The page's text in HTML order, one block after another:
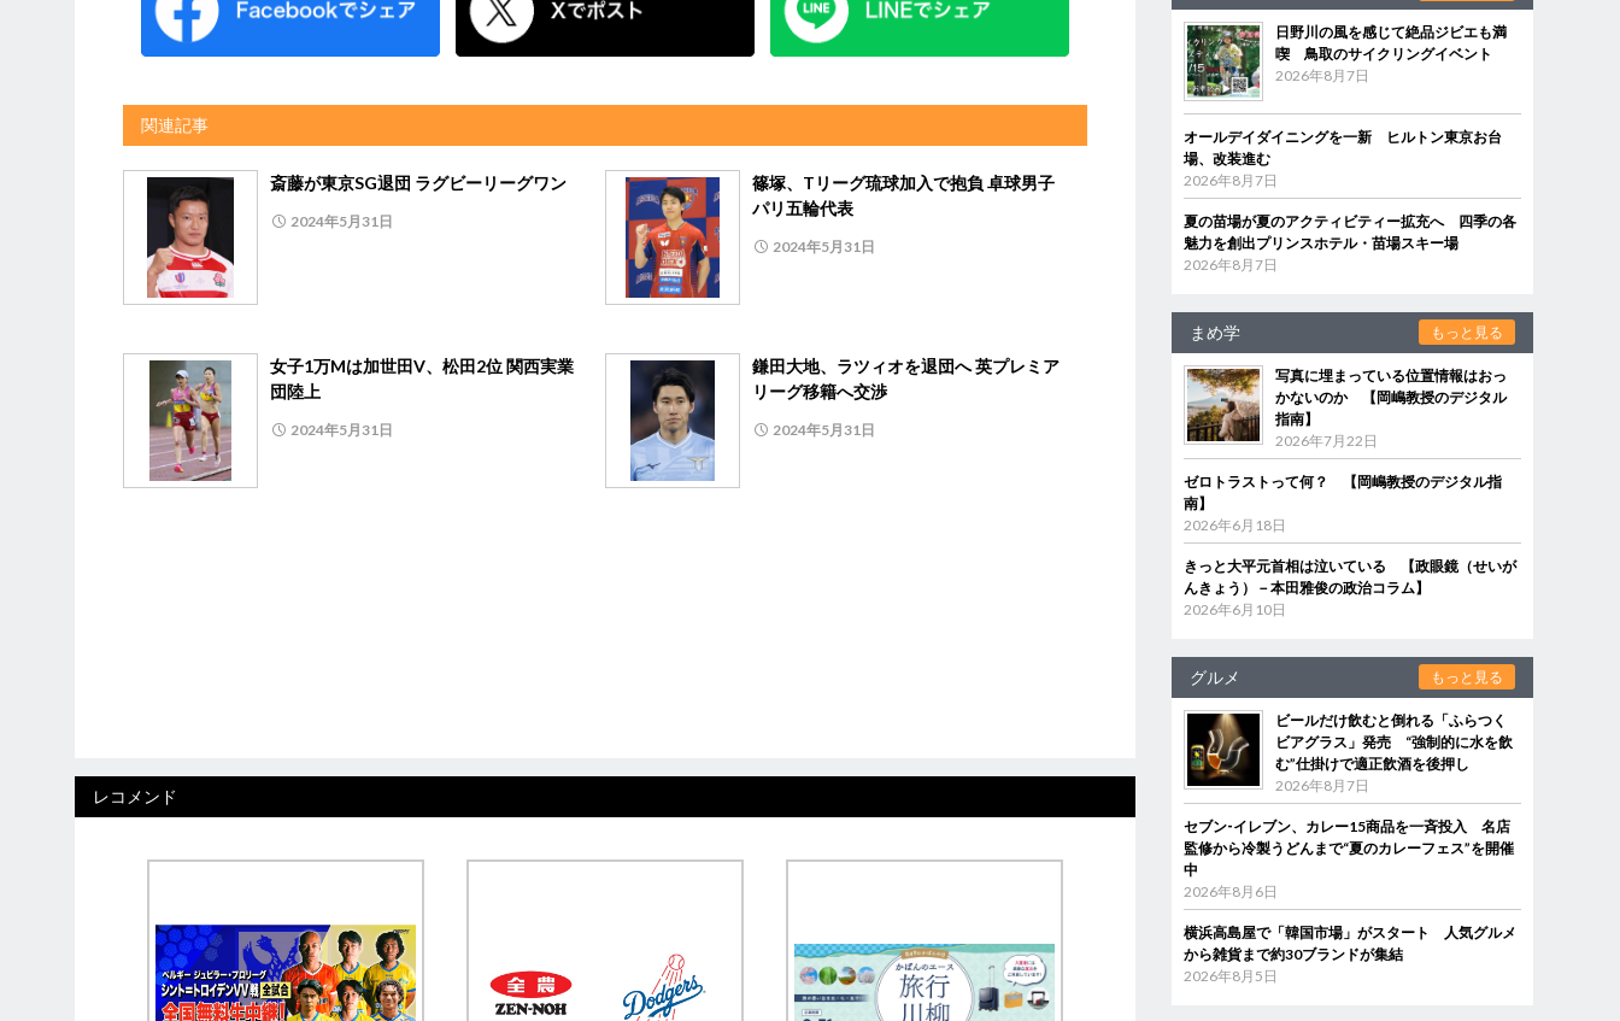
関連記事
斎藤が東京SG退団 ラグビーリーグワン
2024年5月31日
篠塚、Tリーグ琉球加入で抱負 卓球男子
パリ五輪代表
2024年5月31日
女子1万Mは加世田V、松田2位 関西実業
団陸上
2024年5月31日
鎌田大地、ラツィオを退団へ 英プレミア
リーグ移籍へ交渉
2024年5月31日
レコメンド
日野川の風を感じて絶品ジビエも満
喫 鳥取のサイクリングイベント
2026年8月7日
オールデイダイニングを一新 ヒルトン東京お台
場、改装進む
2026年8月7日
夏の苗場が夏のアクティビティー拡充へ 四季の各
魅力を創出プリンスホテル・苗場スキー場
2026年8月7日
まめ学 もっと見る
写真に埋まっている位置情報はおっ
かないのか 【岡嶋教授のデジタル
指南】
2026年7月22日
ゼロトラストって何？ 【岡嶋教授のデジタル指
南】
2026年6月18日
きっと大平元首相は泣いている 【政眼鏡（せいが
んきょう）－本田雅俊の政治コラム】
2026年6月10日
グルメ もっと見る
ビールだけ飲むと倒れる「ふらつく
ビアグラス」発売 “強制的に水を飲
む”仕掛けで適正飲酒を後押し
2026年8月7日
セブン‐イレブン、カレー15商品を一斉投入 名店
監修から冷製うどんまで“夏のカレーフェス”を開催
中
2026年8月6日
横浜高島屋で「韓国市場」がスタート 人気グルメ
から雑貨まで約30ブランドが集結
2026年8月5日